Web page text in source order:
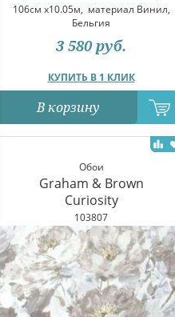
106см x10.05м, материал Винил,
Бельгия
КУПИТЬ В 1 КЛИК
3 580 руб.
В корзину
Обои
Graham & Brown
Curiosity
103807